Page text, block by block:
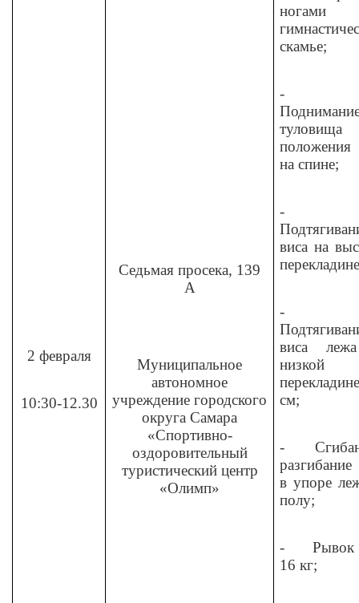
2 февраля
10:30-12.30
Седьмая просека, 139
А
Муниципальное
автономное
учреждение городского
округа Самара
«Спортивно-
оздоровительный
туристический центр
«Олимп»
скамье;
-
положения
на спине;
-
виса на
-
виса
низкой
см;
-
в упоре
полу;
-
Рывок
16 кг;